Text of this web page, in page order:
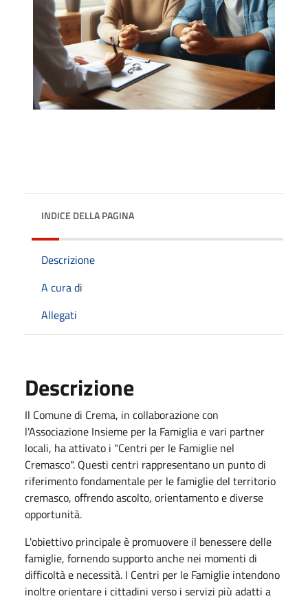
INDICE DELLA PAGINA
Descrizione
A cura di
Allegati
Descrizione
Il Comune di Crema, in collaborazione con
l'Associazione Insieme per la Famiglia e vari partner
locali, ha attivato i "Centri per le Famiglie nel
Cremasco". Questi centri rappresentano un punto di
riferimento fondamentale per le famiglie del territorio
cremasco, offrendo ascolto, orientamento e diverse
opportunità.
L'obiettivo principale è promuovere il benessere delle
famiglie, fornendo supporto anche nei momenti di
difficoltà e necessità. I Centri per le Famiglie intendono
inoltre orientare i cittadini verso i servizi più adatti a